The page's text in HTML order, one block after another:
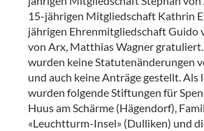
15-jährigen Mitgliedschaft Kathrin
jährigen Ehrenmitgliedschaft Guido
von Arx, Matthias Wagner
wurden keine Statutenänderungen
und auch keine Anträge gestellt.
wurden folgende Stiftungen für
Huus am Schärme (Hägendorf),
«Leuchtturm-Insel» (Dulliken) und